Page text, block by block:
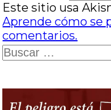
Este sitio usa
Aprende cómo se
comentarios.
Buscar: